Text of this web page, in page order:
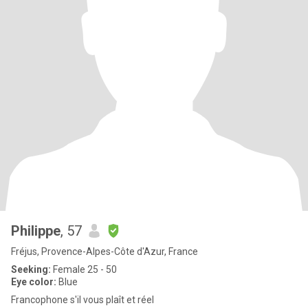
Philippe, 57
Fréjus, Provence-Alpes-Côte d'Azur, France
Seeking: Female 25 - 50
Eye color: Blue
Francophone s'il vous plaît et réel